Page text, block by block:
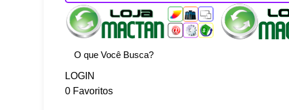
LOGIN
0 Favoritos